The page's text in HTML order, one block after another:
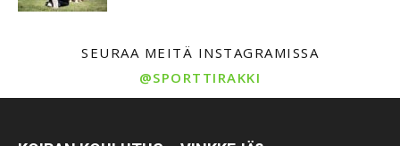
SEURAA MEITÄ INSTAGRAMISSA
@SPORTTIRAKKI